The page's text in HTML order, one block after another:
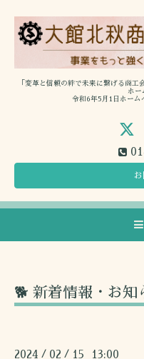
「変革と信頼の絆で未来に繋げる商
ホー
令和6年5月1日ホーム
お
🐕 新着情報・お知
2024 / 02 / 15 13:00